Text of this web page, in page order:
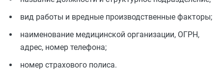
вид работы и вредные производственные факторы;
наименование медицинской организации, ОГРН,
адрес, номер телефона;
номер страхового полиса.